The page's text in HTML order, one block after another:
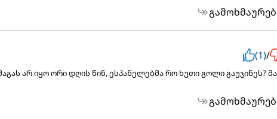
(1)/
არ იყო ორი დღის წინ, ესპანელებმა რო ხუთი გოლი გაუჯინეს?